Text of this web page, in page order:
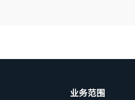
业务范围